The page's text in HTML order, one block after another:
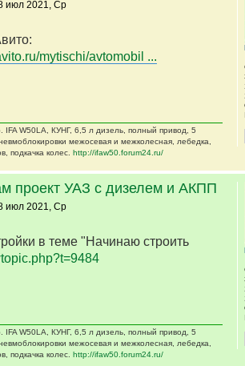
июл 2021, Ср
mytischi/avtomobil ...
IFA W50LA, КУНГ, 6,5 л дизель, полный привод, 5
межосевая и межколесная, лебедка,
подкачка колес. http://ifaw50.forum24.ru/
проект УАЗ с дизелем и АКПП
июл 2021, Ср
в теме "Начинаю строить
IFA W50LA, КУНГ, 6,5 л дизель, полный привод, 5
межосевая и межколесная, лебедка,
подкачка колес. http://ifaw50.forum24.ru/